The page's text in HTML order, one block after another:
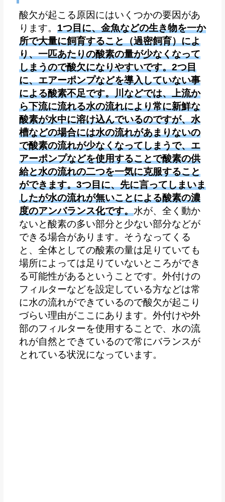
酸欠が起こる原因にはいくつかの要因があ
ります。 1つ目に、金魚などの生き物を一か
所で大量に飼育すること（過密飼育）によ
り、一匹あたりの酸素の量が少なくなって
しまうので酸欠になりやすいです。2つ目
に、エアーポンプなどを導入していない事
による酸素不足です。川などでは、上流か
ら下流に流れる水の流れにより常に新鮮な
酸素が水中に溶け込んでいるのですが、水
槽などの場合には水の流れがあまりないの
で酸素の流れが少なくなってしまうで、エ
アーポンプなどを使用することで酸素の供
給と水の流れの二つを一気に克服すること
ができます。3つ目に、先に言ってしまいま
したが水の流れが無いことによる酸素の濃
度のアンバランス化です。水が、全く動か
ないと酸素の多い部分と少ない部分などが
できる場合があります。そうなってくる
と、全体としての酸素の量は足りていても
場所によっては足りていないところができ
る可能性があるということです。外付けの
フィルターなどを設定している方などは常
に水の流れができているので酸欠が起こり
づらい理由がここにあります。外付けや外
部のフィルターを使用することで、水の流
れが自然とできているので常にバランスが
とれている状況になっています。